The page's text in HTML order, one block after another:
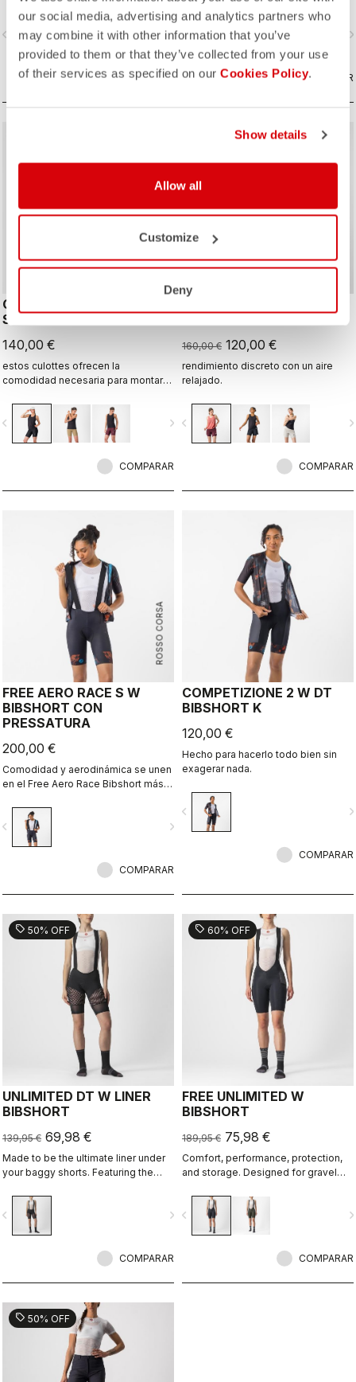
our social media, advertising and analytics partners who
may combine it with other information that you’ve
provided to them or that they’ve collected from your use
of their services as specified on our Cookies Policy.
Show details
Allow all
Customize
Deny
navigate_next
COMPARAR
navigate_before
COMPARAR
COMFORT TRAVEL
SHORT
140,00 €
estos culottes ofrecen la
comodidad necesaria para montar
renunciar a la comodidad y la
flexibilidad cuando la bicicleta no es
el centro de atención.
navigate_next
COMPARAR
Summer Sale 25% Off
160,00 € 120,00 €
rendimiento discreto con un aire
relajado.
navigate_before
COMPARAR
ROSSO CORSA
FREE AERO RACE S W
BIBSHORT CON
PRESSATURA
200,00 €
Comodidad y aerodinámica se unen
en el Free Aero Race Bibshort más
navigate_next
COMPARAR
COMPETIZIONE 2 W DT
BIBSHORT K
120,00 €
Hecho para hacerlo todo bien sin
exagerar nada.
navigate_before
COMPARAR
sell 50% OFF
UNLIMITED DT W LINER
BIBSHORT
139,95 € 69,98 €
Made to be the ultimate liner under
your baggy shorts. Featuring the
Air Donna seamless seat pad in the
coolest minimalist short, with drop-
tail construction for pee breaks
navigate_next
COMPARAR
sell 60% OFF
FREE UNLIMITED W
BIBSHORT
189,95 € 75,98 €
Comfort, performance, protection,
and storage. Designed for gravel
endurance rides, or if you just love
pockets. Drop-tail bib straps.
navigate_before
COMPARAR
sell 50% OFF